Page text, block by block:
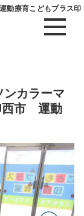
動療育こどもプラス印
ンカラーマ
西市 運動